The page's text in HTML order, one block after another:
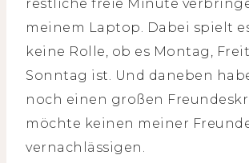
restliche freie Minute
meinem Laptop. Dabei spielt
keine Rolle, ob es Montag,
Sonntag ist. Und daneben
noch einen großen
möchte keinen meiner
vernachlässigen.